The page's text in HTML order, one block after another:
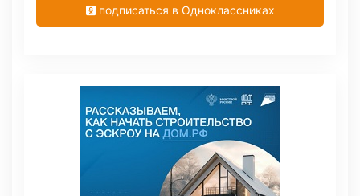
подписаться в Одноклассниках